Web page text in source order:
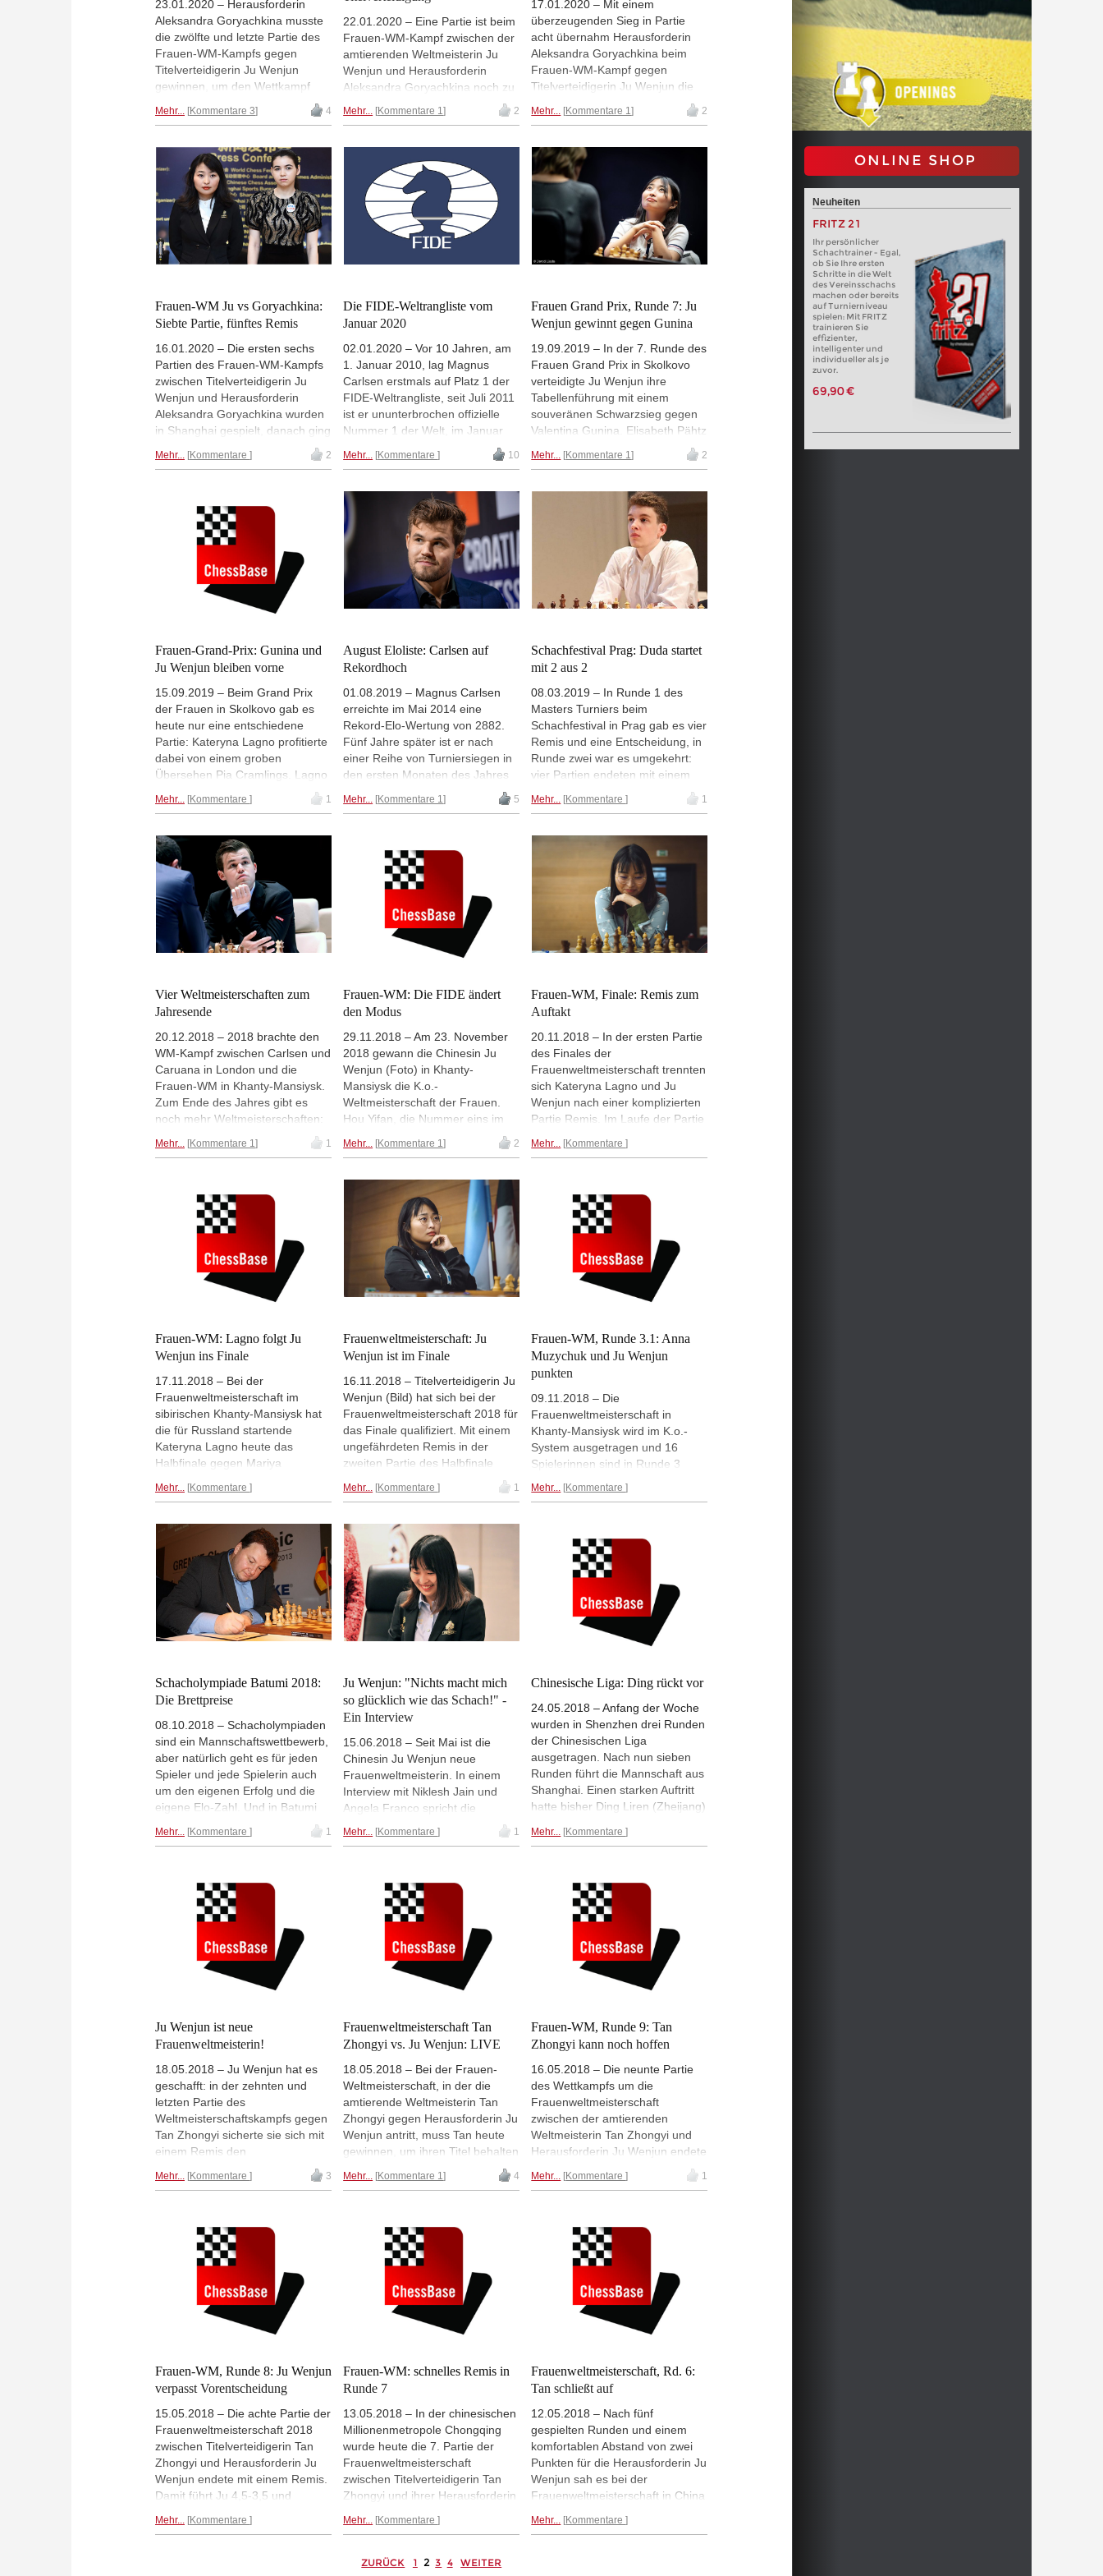
23.01.2020 – Herausforderin
Aleksandra Goryachkina musste
die zwölfte und letzte Partie des
Frauen-WM-Kampfs gegen
Titelverteidigerin Ju Wenjun
gewinnen, um den Wettkampf
Tiebreak zu erzwingen - und das
hatte Weiß und sorgte nach 1.d4
d5 mit 2.Sc3!? gleich im zweiten
Zug für eine Überraschung. Die
ungewöhnliche Eröffnung führte
zu ungewöhnlichen Stellungen, in
denen die nervös wirkende
Titelverteidigerin kein klares
Konzept fand und erst die
verlor.
Mehr... Kommentare 3 4
22.01.2020 – Eine Partie ist beim
Frauen-WM-Kampf zwischen der
amtierenden Weltmeisterin Ju
Wenjun und Herausforderin
Aleksandra Goryachkina noch zu
spielen, und in dieser Partie reicht
Ju Wenjun ein Remis zur
Aufregung mit Remis und so steht
der Wettkampf vor der letzten
Partie 6:5 für Ju Wenjun. | Foto:
Eteri Kublashvili
Mehr... Kommentare 1 2
17.01.2020 – Mit einem
überzeugenden Sieg in Partie
acht übernahm Herausforderin
Aleksandra Goryachkina beim
Frauen-WM-Kampf gegen
Titelverteidigerin Ju Wenjun die
Führung. Nach 8 von 12 Partien
steht es jetzt 4,5:3,5 für
Kublashvili (Archiv)
Mehr... Kommentare 1 2
Frauen-WM Ju vs Goryachkina:
Siebte Partie, fünftes Remis
16.01.2020 – Die ersten sechs
Partien des Frauen-WM-Kampfs
zwischen Titelverteidigerin Ju
Wenjun und Herausforderin
Aleksandra Goryachkina wurden
in Shanghai gespielt, danach ging
es nach Vladivostok. Alle sechs
Partien waren hart umkämpft, vier
siebte Partie endete wieder mit
Remis. Beide Seiten scheuten
das Risiko und nach 66 Zügen
stand es im Wettkampf 3,5:3.5. |
Foto: Haohao Zhang, FIDE
Mehr... Kommentare 2
Die FIDE-Weltrangliste vom
Januar 2020
02.01.2020 – Vor 10 Jahren, am
1. Januar 2010, lag Magnus
Carlsen erstmals auf Platz 1 der
FIDE-Weltrangliste, seit Juli 2011
ist er ununterbrochen offizielle
Nummer 1 der Welt, im Januar
2020 mit einer Elo-Zahl von 2872.
50 Punkte dahinter folgt Fabiano
bei den Frauen bleibt Hou Yifan,
aber bei den Junioren ist Alireza
Firouzja die neue Nummer 1.
Mehr... Kommentare 10
Frauen Grand Prix, Runde 7: Ju
Wenjun gewinnt gegen Gunina
19.09.2019 – In der 7. Runde des
Frauen Grand Prix in Skolkovo
verteidigte Ju Wenjun ihre
Tabellenführung mit einem
souveränen Schwarzsieg gegen
Valentina Gunina. Elisabeth Pähtz
kam mit Schwarz gegen Kateryna
Lagno in einer scharfen Variante
einem Remis und bleibt weiter
ungeschlagen. | Fotos: David
Mehr... Kommentare 1 2
Frauen-Grand-Prix: Gunina und
Ju Wenjun bleiben vorne
15.09.2019 – Beim Grand Prix
der Frauen in Skolkovo gab es
heute nur eine entschiedene
Partie: Kateryna Lagno profitierte
dabei von einem groben
Übersehen Pia Cramlings. Lagno
Dreiergruppe, die einen halben
Führenden Valentina Gunina und
Ju Wenjun liegt; Cramling ist ans
Tabellenende zurückgefallen.
Elisabeth Pähtz gelang ein Remis
gegen Weltmeisterin Ju Wenjun.
Pähtz hat bislang ausschließlich
remis gespielt und liegt auf einem
Mittelplatz. | Fotos: David Llada
Mehr... Kommentare 1
August Eloliste: Carlsen auf
Rekordhoch
01.08.2019 – Magnus Carlsen
erreichte im Mai 2014 eine
Rekord-Elo-Wertung von 2882.
Fünf Jahre später ist er nach
einer Reihe von Turniersiegen in
den ersten Monaten des Jahres
angekommenen und vielleicht
weitere Junioren über Elo 2700.
Ju Wenjun hat den Rückstand auf
Yifan Hou auf 59 Punkte
verringert. | Photo: Justin Kellar /
Grand Chess Tour
Mehr... Kommentare 1 5
Schachfestival Prag: Duda startet
mit 2 aus 2
08.03.2019 – In Runde 1 des
Masters Turniers beim
Schachfestival in Prag gab es vier
Remis und eine Entscheidung, in
Runde zwei war es umgekehrt:
vier Partien endeten mit einem
Sieg, eine Partie wurde Remis.
Jan-Krzysztof Duda gewann
jetzt mit 2 aus 2 alleine in
Führung. Im Challengers gab es
drei Entscheidungen, aber keiner
der Spieler kommt auf 2 aus 2.
Die Tabellenführung mit je 1,5
aus 2 teilen sich Ju Wenjun,
Nguyen Thai Dhai Van und David
Anton Guijarro. | Foto: Jan-
Georgios Souleidis
Mehr... Kommentare 1
Vier Weltmeisterschaften zum
Jahresende
20.12.2018 – 2018 brachte den
WM-Kampf zwischen Carlsen und
Caruana in London und die
Frauen-WM in Khanty-Mansiysk.
Zum Ende des Jahres gibt es
noch mehr Weltmeisterschaften:
vom 25. bis 31. Dezember finden
die Blitz- und
Petersburg statt. Weltmeister
Magnus Carlsen hat bereits
Anspruch auf die Titel im Open
angemeldet: "Kein Usurpator
kommt davon!" In einer
Pressemitteilung verrät der
Russische Schachverband mehr
| Foto: Magnus Carlsen | Foto:
Eteri Kublashvili
Mehr... Kommentare 1 1
Frauen-WM: Die FIDE ändert
den Modus
29.11.2018 – Am 23. November
2018 gewann die Chinesin Ju
Wenjun (Foto) in Khanty-
Mansiysk die K.o.-
Weltmeisterschaft der Frauen.
Hou Yifan, die Nummer eins im
Frauenschach und Weltmeisterin
von 2010 bis 2012, 2013 bis 2015
WM nicht dabei. Sie hatte als
amtierende Weltmeisterin 2016
aus Protest gegen den Modus
der Frauen-WM auf die
Verteidigung ihres Titels
verzichtet. Jetzt hat die FIDE den
Modus geändert. | Foto: Eteri
Kublashvili
Mehr... Kommentare 1 2
Frauen-WM, Finale: Remis zum
Auftakt
20.11.2018 – In der ersten Partie
des Finales der
Frauenweltmeisterschaft trennten
sich Kateryna Lagno und Ju
Wenjun nach einer komplizierten
Partie Remis. Im Laufe der Partie
Möglichkeit, nach mehr zu
Turnierseite
Mehr... Kommentare
Frauen-WM: Lagno folgt Ju
Wenjun ins Finale
17.11.2018 – Bei der
Frauenweltmeisterschaft im
sibirischen Khanty-Mansiysk hat
die für Russland startende
Kateryna Lagno heute das
Halbfinale gegen Mariya
Nachdem es zunächst 1-1
Tiebreak-Partien mit jeweils 25
Min. Bedenkzeit erforderlich
geworden. Beide
Schnellschachpartien gewann
Lagno, die sich damit für das
Finale gegen die chinesische
Titelverteidigerin Ju Wenjun
qualifiziert hat. Fotos: Turnierseite
Mehr... Kommentare
Frauenweltmeisterschaft: Ju
Wenjun ist im Finale
16.11.2018 – Titelverteidigerin Ju
Wenjun (Bild) hat sich bei der
Frauenweltmeisterschaft 2018 für
das Finale qualifiziert. Mit einem
ungefährdeten Remis in der
zweiten Partie des Halbfinale
setzte sich die Chinesin mit 1,5-
0,5 gegen Alexandra Kosteniuk
des Halbfinales trennten sich
Kateryna Lagno und Mariya
Muzychuk ebenfalls Remis, und
damit müssen die beiden morgen
einen Stichkampf um den Einzug
ins Finale spielen. | Fotos: Eteri
Kublashvili (Turnierseite)
Mehr... Kommentare 1
Frauen-WM, Runde 3.1: Anna
Muzychuk und Ju Wenjun
punkten
09.11.2018 – Die
Frauenweltmeisterschaft in
Khanty-Mansiysk wird im K.o.-
System ausgetragen und 16
Spielerinnen sind in Runde 3
räumt man Titelverteidigerin Ju
Nummer 3 der
Frauenweltrangliste, ein. Beide
gewannen ihre Auftaktpartien in
Runde 3.| Fotos: Turnierseite
Mehr... Kommentare
Schacholympiade Batumi 2018:
Die Brettpreise
08.10.2018 – Schacholympiaden
sind ein Mannschaftswettbewerb,
aber natürlich geht es für jeden
Spieler und jede Spielerin auch
um den eigenen Erfolg und die
eigene Elo-Zahl. Und in Batumi
gab es neben den Medaillen für
die Teamwettbewerbe auch
Deutschland, Chinas Nummer
eins, Ding Liren, gewann mit der
Mannschaft eine Goldmedaille
und war bester Einzelspieler an
Brett eins, aber das beste
Ergebnis der Olympiade erzielte
ein anderer. | Foto: Georgios
Mehr... Kommentare 1
Ju Wenjun: "Nichts macht mich
so glücklich wie das Schach!" -
Ein Interview
15.06.2018 – Seit Mai ist die
Chinesin Ju Wenjun neue
Frauenweltmeisterin. In einem
Interview mit Niklesh Jain und
Angela Franco spricht die
Wettkampf, ihre Vorbereitung,
Foto: Gu Xiaobing
Mehr... Kommentare 1
Chinesische Liga: Ding rückt vor
24.05.2018 – Anfang der Woche
wurden in Shenzhen drei Runden
der Chinesischen Liga
ausgetragen. Nach nun sieben
Runden führt die Mannschaft aus
Shanghai. Einen starken Auftritt
hatte bisher Ding Liren (Zheijang)
gegen Ivan Cheparinov und ist
Mehr... Kommentare
Ju Wenjun ist neue
Frauenweltmeisterin!
18.05.2018 – Ju Wenjun hat es
geschafft: in der zehnten und
letzten Partie des
Weltmeisterschaftskampfs gegen
Tan Zhongyi sicherte sie sich mit
einem Remis den
Weltmeistertitel. Tan musste die
Partie unbedingt gewinnen und
vorsichtig spielende Ju Wenjun
nichts ausrichten. (Foto: Gu
Xiaobang)
Mehr... Kommentare 3
Frauenweltmeisterschaft Tan
Zhongyi vs. Ju Wenjun: LIVE
18.05.2018 – Bei der Frauen-
Weltmeisterschaft, in der die
amtierende Weltmeisterin Tan
Zhongyi gegen Herausforderin Ju
Wenjun antritt, muss Tan heute
gewinnen, um ihren Titel behalten
zu können. Nach neun von zehn
Partien führt Ju mit 5-4. Wenn Ju
gewinnt Tan gibt es morgen einen
Stichkkampf. Partiebeginn ist 9:00
MESZ. Jetzt live. (Foto: Gu
Mehr... Kommentare 1 4
Frauen-WM, Runde 9: Tan
Zhongyi kann noch hoffen
16.05.2018 – Die neunte Partie
des Wettkampfs um die
Frauenweltmeisterschaft
zwischen der amtierenden
Weltmeisterin Tan Zhongyi und
Herausforderin Ju Wenjun endete
mit Remis. Damit steht es vor der
zehnten und letzten Partie 5-4 für
Stichkampf zu retten. Und damit
hat Tan Glück. Denn in der
neunten Partie stand sie am
Rande einer Niederlage. (Foto:
Gu Xiaobang)
Mehr... Kommentare 1
Frauen-WM, Runde 8: Ju Wenjun
verpasst Vorentscheidung
15.05.2018 – Die achte Partie der
Frauenweltmeisterschaft 2018
zwischen Titelverteidigerin Tan
Zhongyi und Herausforderin Ju
Wenjun endete mit einem Remis.
Damit führt Ju 4,5-3,5 und
Partien nur noch einen Punkt, um
Mehr... Kommentare
Frauen-WM: schnelles Remis in
Runde 7
13.05.2018 – In der chinesischen
Millionenmetropole Chongqing
wurde heute die 7. Partie der
Frauenweltmeisterschaft
zwischen Titelverteidigerin Tan
Zhongyi und ihrer Herausforderin
Serie von Abtauschen endete das
Unentschieden. In dem
Mehr... Kommentare
Frauenweltmeisterschaft, Rd. 6:
Tan schließt auf
12.05.2018 – Nach fünf
gespielten Runden und einem
komfortablen Abstand von zwei
Punkten für die Herausforderin Ju
Wenjun sah es bei der
Frauenweltmeisterschaft in China
Ablösung der Weltmeisterin aus.
Mehr... Kommentare
ZURÜCK 1 2 3 4 WEITER
ONLINE SHOP
Neuheiten
FRITZ 21
Ihr persönlicher
Schachtrainer - Egal,
ob Sie Ihre ersten
Schritte in die Welt
des Vereinsschachs
machen oder bereits
auf Turnierniveau
spielen: Mit FRITZ
trainieren Sie
effizienter,
intelligenter und
individueller als je
zuvor.
69,90 €